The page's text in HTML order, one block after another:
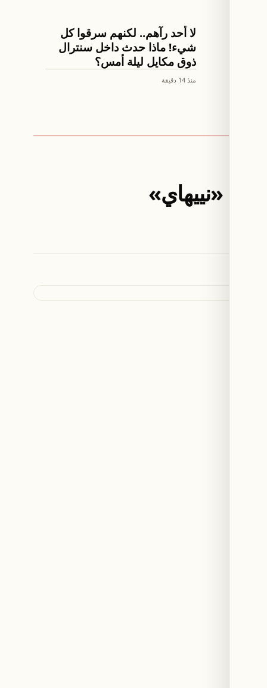
اخبار لبنان
لا أحد رآهم.. لكنهم سرقوا كل
شيء! ماذا حدث داخل سنترال
ذوق مكايل ليلة أمس؟
منذ 14 دقيقة